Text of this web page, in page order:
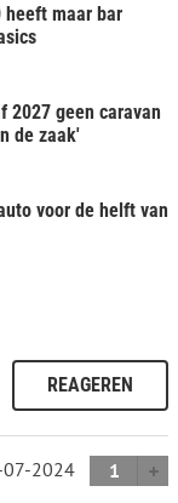
heeft maar bar
2027 geen caravan
de zaak'
voor de helft van
REAGEREN
2024
1